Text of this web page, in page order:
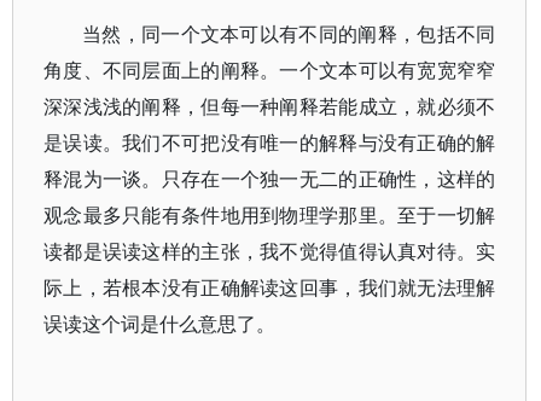
当然，同一个文本可以有不同的阐释，包括不同
角度、不同层面上的阐释。一个文本可以有宽宽窄窄
深深浅浅的阐释，但每一种阐释若能成立，就必须不
是误读。我们不可把没有唯一的解释与没有正确的解
释混为一谈。只存在一个独一无二的正确性，这样的
观念最多只能有条件地用到物理学那里。至于一切解
读都是误读这样的主张，我不觉得值得认真对待。实
际上，若根本没有正确解读这回事，我们就无法理解
误读这个词是什么意思了。